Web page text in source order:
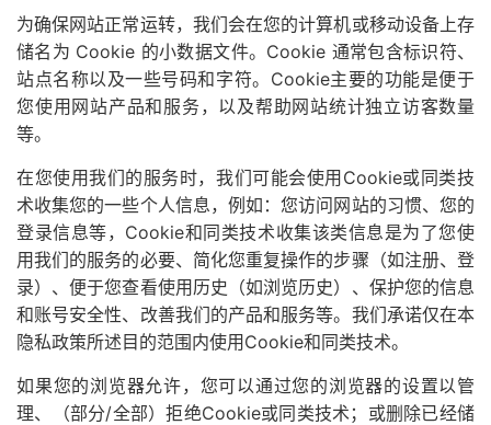
为确保网站正常运转，我们会在您的计算机或移动设备上存
储名为 Cookie 的小数据文件。Cookie 通常包含标识符、
站点名称以及一些号码和字符。Cookie主要的功能是便于
您使用网站产品和服务，以及帮助网站统计独立访客数量
等。
在您使用我们的服务时，我们可能会使用Cookie或同类技
术收集您的一些个人信息，例如：您访问网站的习惯、您的
登录信息等，Cookie和同类技术收集该类信息是为了您使
用我们的服务的必要、简化您重复操作的步骤（如注册、登
录）、便于您查看使用历史（如浏览历史）、保护您的信息
和账号安全性、改善我们的产品和服务等。我们承诺仅在本
隐私政策所述目的范围内使用Cookie和同类技术。
如果您的浏览器允许，您可以通过您的浏览器的设置以管
理、（部分/全部）拒绝Cookie或同类技术；或删除已经储